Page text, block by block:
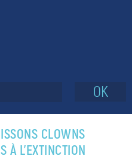
OK
CLOWNS
À L’EXTINCTION